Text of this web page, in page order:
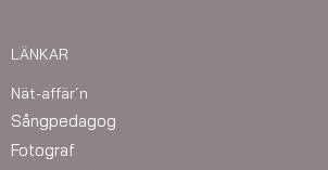
LÄNKAR
Nät-affär´n
Sångpedagog
Fotograf